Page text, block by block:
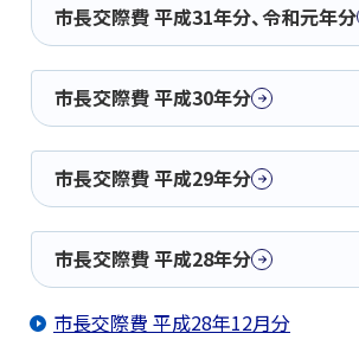
市長交際費 平成31年分、令和元年分
市長交際費 平成30年分
市長交際費 平成29年分
市長交際費 平成28年分
市長交際費 平成28年12月分